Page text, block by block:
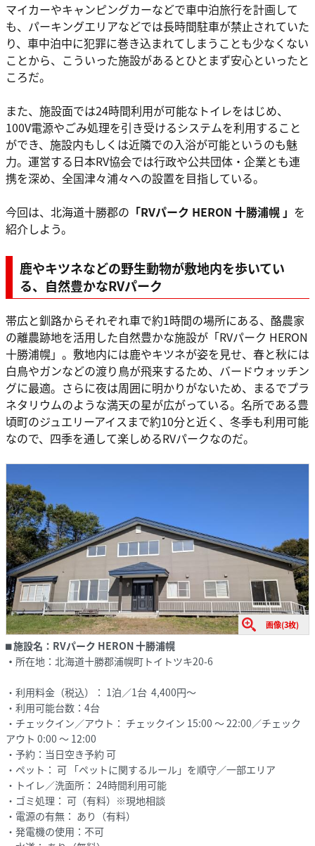
マイカーやキャンピングカーなどで車中泊旅行を計画して
も、パーキングエリアなどでは長時間駐車が禁止されていた
り、車中泊中に犯罪に巻き込まれてしまうことも少なくない
ことから、こういった施設があるとひとまず安心といったと
ころだ。
また、施設面では24時間利用が可能なトイレをはじめ、
100V電源やごみ処理を引き受けるシステムを利用すること
ができ、施設内もしくは近隣での入浴が可能というのも魅
力。運営する日本RV協会では行政や公共団体・企業とも連
携を深め、全国津々浦々への設置を目指している。
今回は、北海道十勝郡の 「RVパーク HERON 十勝浦幌 」 を
紹介しよう。
鹿やキツネなどの野生動物が敷地内を歩いてい
る、自然豊かなRVパーク
帯広と釧路からそれぞれ車で約1時間の場所にある、酪農家
の離農跡地を活用した自然豊かな施設が「RVパーク HERON
十勝浦幌」。敷地内には鹿やキツネが姿を見せ、春と秋には
白鳥やガンなどの渡り鳥が飛来するため、バードウォッチン
グに最適。さらに夜は周囲に明かりがないため、まるでプラ
ネタリウムのような満天の星が広がっている。名所である豊
頃町のジュエリーアイスまで約10分と近く、冬季も利用可能
なので、四季を通して楽しめるRVパークなのだ。
画像(3枚)
⬛︎施設名： RVパーク HERON 十勝浦幌
・ 所在地：北海道十勝郡浦幌町トイトツキ20-6
・利用料金（税込）： 1泊／1台 4,400円～
・利用可能台数：4台
・チェックイン／アウト： チェックイン 15:00 ～ 22:00／チェック
アウト 0:00 ～ 12:00
・予約：当日空き予約 可
・ペット： 可 「ペットに関するルール」を順守／一部エリア
・トイレ／洗面所： 24時間利用可能
・ゴミ処理： 可（有料）※現地相談
・電源の有無： あり（有料）
・発電機の使用：不可